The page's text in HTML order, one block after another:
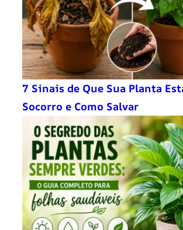
7 Sinais de Que Sua Planta
Socorro e Como Salvar